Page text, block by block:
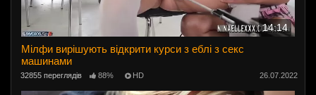
14:14
Мілфи вирішують відкрити курси з еблі з секс
машинами
32855 переглядів 88% HD 26.07.2022